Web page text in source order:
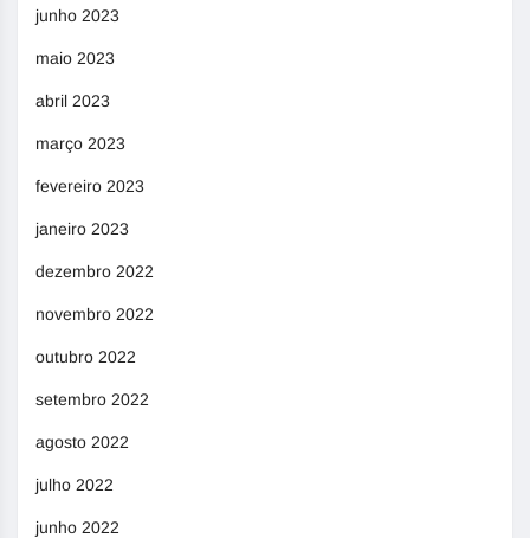
junho 2023
maio 2023
abril 2023
março 2023
fevereiro 2023
janeiro 2023
dezembro 2022
novembro 2022
outubro 2022
setembro 2022
agosto 2022
julho 2022
junho 2022